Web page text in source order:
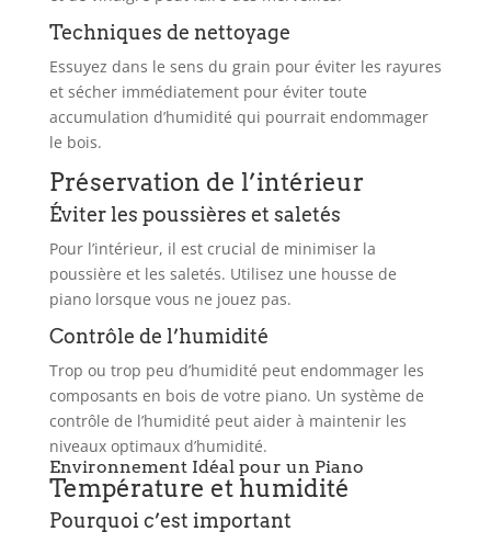
Techniques de nettoyage
Essuyez dans le sens du grain pour éviter les rayures
et sécher immédiatement pour éviter toute
accumulation d’humidité qui pourrait endommager
le bois.
Préservation de l’intérieur
Éviter les poussières et saletés
Pour l’intérieur, il est crucial de minimiser la
poussière et les saletés. Utilisez une housse de
piano lorsque vous ne jouez pas.
Contrôle de l’humidité
Trop ou trop peu d’humidité peut endommager les
composants en bois de votre piano. Un système de
contrôle de l’humidité peut aider à maintenir les
niveaux optimaux d’humidité.
Environnement Idéal pour un Piano
Température et humidité
Pourquoi c’est important